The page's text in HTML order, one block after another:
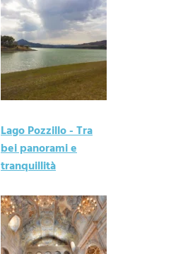
Lago Pozzillo - Tra
bei panorami e
tranquillità